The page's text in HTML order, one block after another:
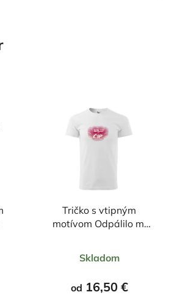
Tričko s vtipným
motívom Odpálilo mi
hodnotenie
produktu
je
Skladom
od 16,50 €